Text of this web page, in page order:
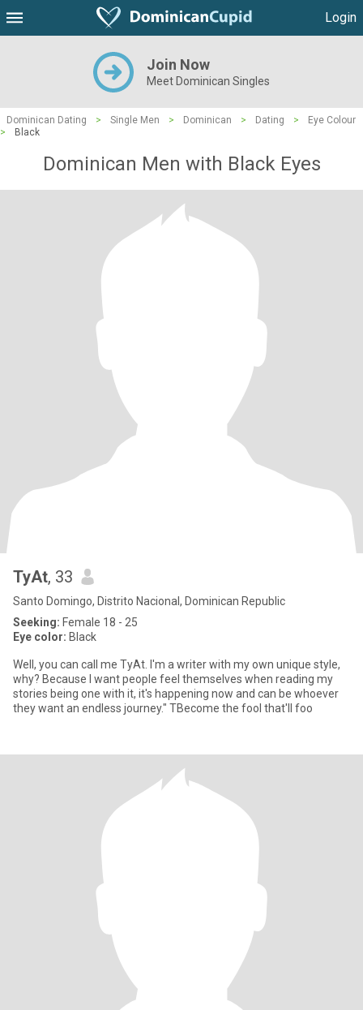
Login
Join Now
Meet Dominican Singles
Dominican Dating > Single Men > Dominican > Dating >
Eye Colour
>
Black
Dominican Men with Black Eyes
TyAt, 33
Santo Domingo, Distrito Nacional, Dominican Republic
Seeking: Female 18 - 25
Eye color: Black
Well, you can call me TyAt. I'm a writer with my own unique style,
why? Because I want people feel themselves when reading my
stories being one with it, it's happening now and can be whoever
they want an endless journey." TBecome the fool that'll foo